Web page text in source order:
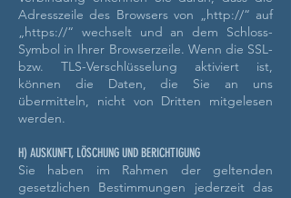
Adresszeile des Browsers von „http://“ auf
„https://“ wechselt und an dem Schloss-
Symbol in Ihrer Browserzeile. Wenn die SSL-
bzw. TLS-Verschlüsselung aktiviert ist,
können die Daten, die Sie an uns
übermitteln, nicht von Dritten mitgelesen
werden.
H) AUSKUNFT, LÖSCHUNG UND BERICHTIGUNG
Sie haben im Rahmen der geltenden
gesetzlichen Bestimmungen jederzeit das